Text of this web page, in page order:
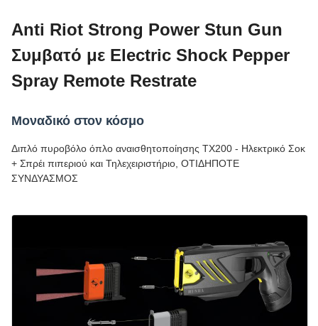
Anti Riot Strong Power Stun Gun
Συμβατό με Electric Shock Pepper
Spray Remote Restrate
Μοναδικό στον κόσμο
Διπλό πυροβόλο όπλο αναισθητοποίησης TX200 - Ηλεκτρικό Σοκ
+ Σπρέι πιπεριού και Τηλεχειριστήριο, ΟΤΙΔΗΠΟΤΕ
ΣΥΝΔΥΑΣΜΟΣ